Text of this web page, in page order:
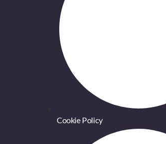
Cookie Policy